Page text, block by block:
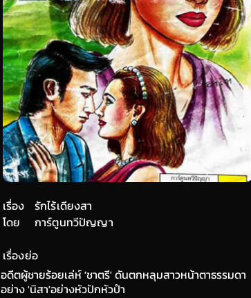
เรื่อง
โดย
รักไร้เดียงสา
การ์ตูนทวีปัญญา
เรื่องย่อ
อดีตผู้ชายร้อยเล่ห์ 'ชาตรี' ดันตกหลุมสาวหน้าตาธรรมดา
อย่าง 'นิสา'อย่างหัวปักหัวปำ